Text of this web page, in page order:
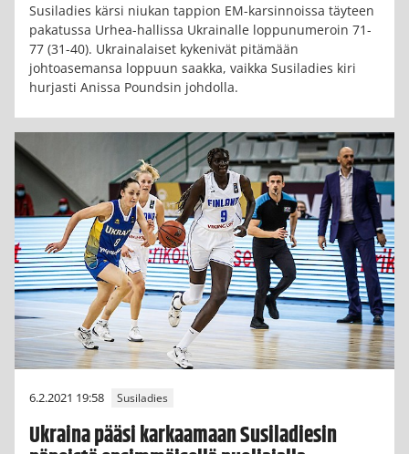
Susiladies kärsi niukan tappion EM-karsinnoissa täyteen
pakatussa Urhea-hallissa Ukrainalle loppunumeroin 71-
77 (31-40). Ukrainalaiset kykenivät pitämään
johtoasemansa loppuun saakka, vaikka Susiladies kiri
hurjasti Anissa Poundsin johdolla.
6.2.2021 19:58 Susiladies
Ukraina pääsi karkaamaan Susiladiesin